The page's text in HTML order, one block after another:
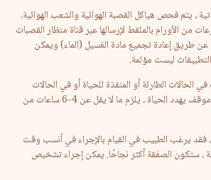
، يتم فحص هياكل القصبة الهوائية والشعب الهوائية.
من الأورام بالملقط لإرسالها عبر قناة منظار القصبات
طريق إعادة تجميع مادة الغسيل (الماء) ويمكن
ليست مؤلمة.
في الحالات الطارئة أو المنقذة للحياة أو في الحالات
الاختيارية. إذا لم يكن هناك موقف يهدد الحياة ، يلزم ما لا يقل عن 4-6 ساعات من
، فقد يرغب الطبيب في القيام بالإجراء في أنسب وقت
، ستكون الصفقة أكثر نجاحًا. يمكن إجراء تشخيص